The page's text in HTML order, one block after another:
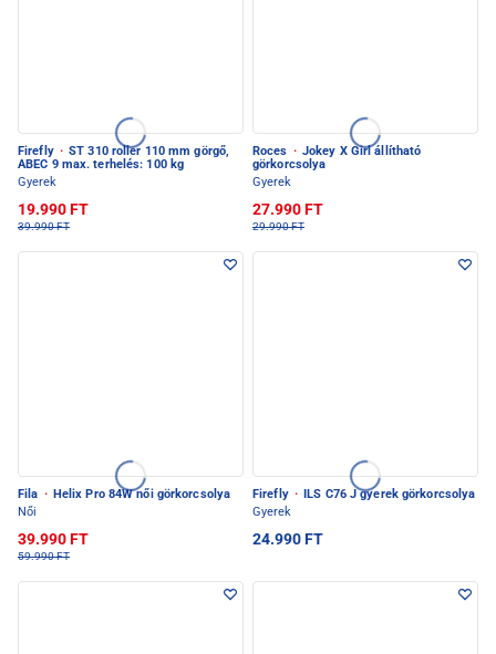
Firefly · ST 310 roller 110 mm görgő,
ABEC 9 max. terhelés: 100 kg
Gyerek
19.990 FT
39.990 FT
Roces · Jokey X Girl állítható
görkorcsolya
Gyerek
27.990 FT
29.990 FT
Fila · Helix Pro 84W női görkorcsolya
Női
39.990 FT
59.990 FT
Firefly ·
ILS C76 J gyerek görkorcsolya
Gyerek
24.990 FT